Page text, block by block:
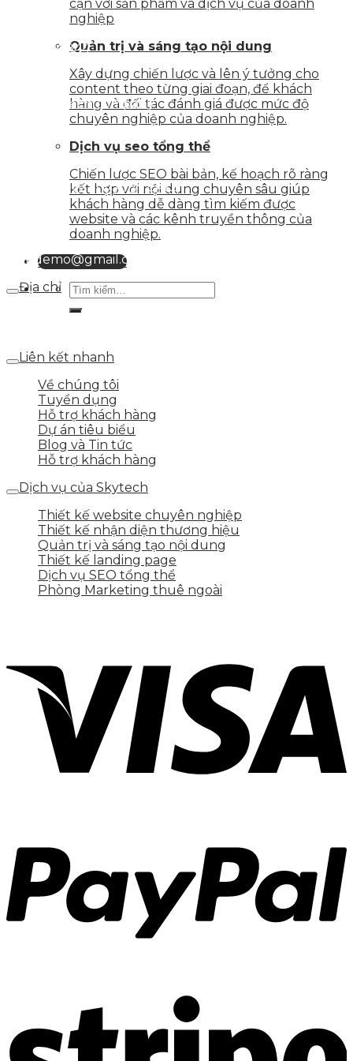
cận với sản phẩm và dịch vụ của doanh
nghiệp
Quản trị và sáng tạo nội dung
Xây dựng chiến lược và lên ý tưởng cho
content theo từng giai đoạn, để khách
hàng và đối tác đánh giá được mức độ
chuyên nghiệp của doanh nghiệp.
Dịch vụ seo tổng thể
Chiến lược SEO bài bản, kế hoạch rõ ràng
kết hợp với nội dung chuyên sâu giúp
khách hàng dễ dàng tìm kiếm được
website và các kênh truyền thông của
doanh nghiệp.
Liên hệ tư vấn
0937.374.844
info@skytech.company
0986.413.xxx - 0937.374.844
webdemo@gmail.com
Địa chỉ
Số 25 DV1 – Nguyễn Khắc Hạnh – KĐT Mỗ Lao – Q.Hà
Liên kết nhanh
Về chúng tôi
Tuyển dụng
Hỗ trợ khách hàng
Dự án tiêu biểu
Blog và Tin tức
Hỗ trợ khách hàng
Dịch vụ của Skytech
Thiết kế website chuyên nghiệp
Thiết kế nhận diện thương hiệu
Quản trị và sáng tạo nội dung
Thiết kế landing page
Dịch vụ SEO tổng thể
Phòng Marketing thuê ngoài